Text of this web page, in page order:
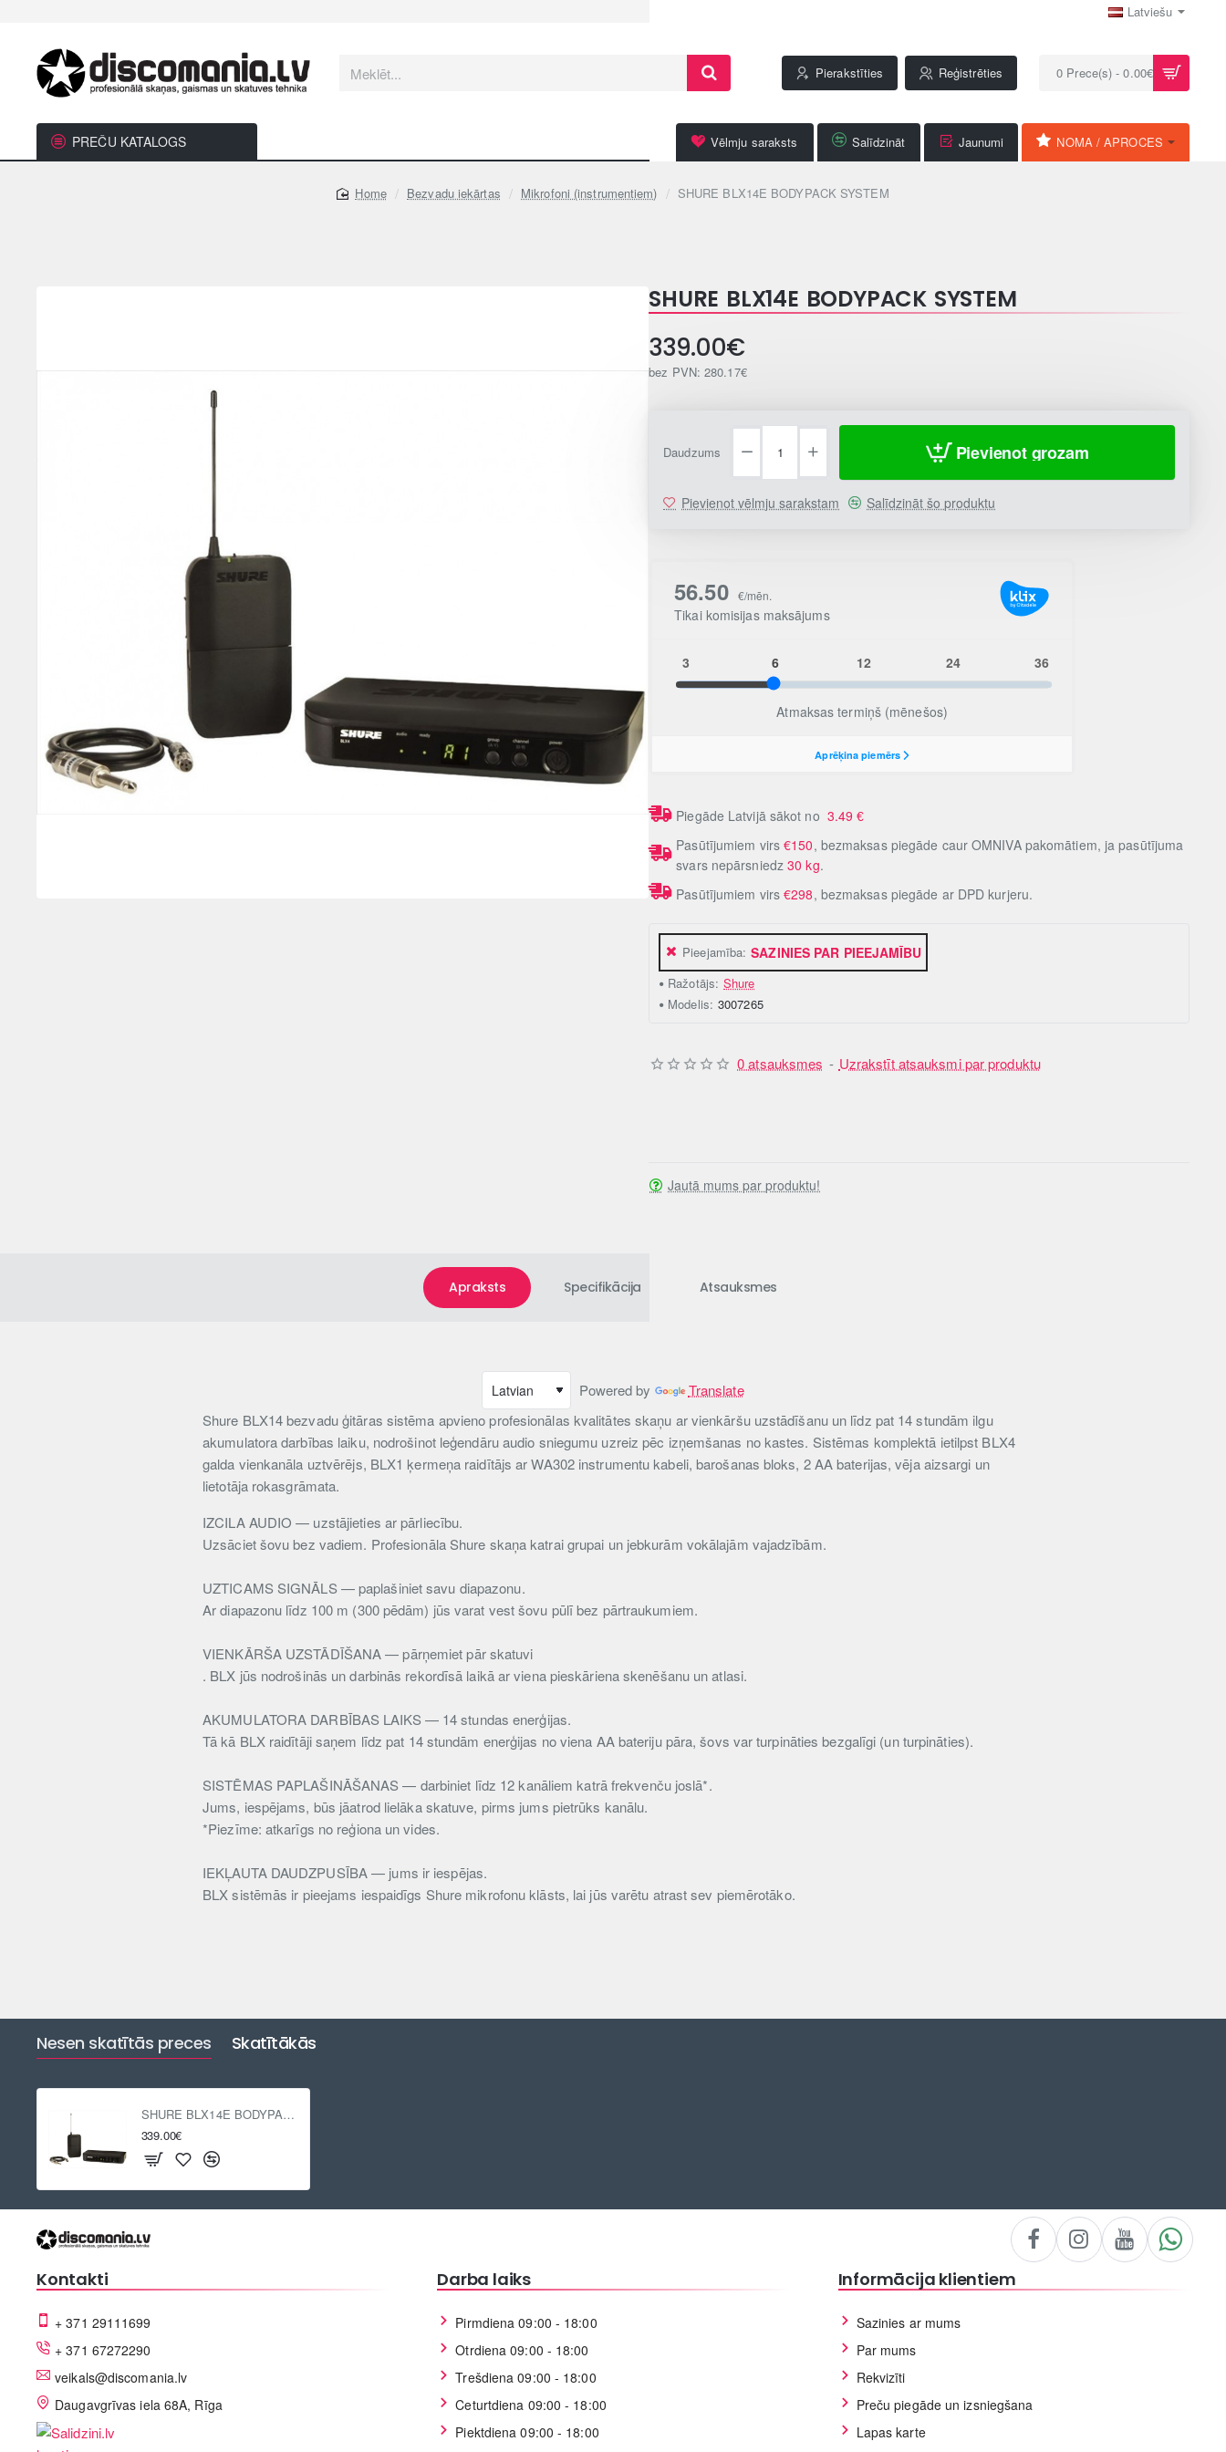
Latviešu
Meklēt... Pierakstīties Reģistrēties 0 Prece(s) - 0.00€
PREČU KATALOGS Vēlmju saraksts Salīdzināt Jaunumi NOMA / APROCES
home
Bezvadu iekārtas Mikrofoni (instrumentiem) SHURE BLX14E BODYPACK SYSTEM
SHURE BLX14E BODYPACK SYSTEM
Pieejamība: SAZINIES PAR PIEEJAMĪBU
Ražotājs: Shure
Modelis: 3007265
0 atsauksmes - Uzrakstīt atsauksmi par produktu
339.00€
bez PVN: 280.17€
Daudzums Pievienot grozam
Pievienot vēlmju sarakstam Salīdzināt šo produktu
Piegāde Latvijā sākot no 3.49€
Pasūtījumiem virs€150, bezmaksas piegāde caur OMNIVA pakomātiem, ja pasūtījuma
svars nepārsniedz30 kg.
Pasūtījumiem virs€298, bezmaksas piegāde ar DPD kurjeru.
Jautā mums par produktu!
Apraksts Specifikācija Atsauksmes
Powered by
Translate
Shure BLX14 bezvadu ģitāras sistēma apvieno profesionālas kvalitātes skaņu ar vienkāršu uzstādīšanu un līdz pat 14 stundām ilgu
akumulatora darbības laiku, nodrošinot leģendāru audio sniegumu uzreiz pēc izņemšanas no kastes. Sistēmas komplektā ietilpst BLX4
galda vienkanāla uztvērējs, BLX1 ķermeņa raidītājs ar WA302 instrumentu kabeli, barošanas bloks, 2 AA baterijas, vēja aizsargi un
lietotāja rokasgrāmata.
IZCILA AUDIO — uzstājieties ar pārliecību.
Uzsāciet šovu bez vadiem. Profesionāla Shure skaņa katrai grupai un jebkurām vokālajām vajadzībām.
UZTICAMS SIGNĀLS — paplašiniet savu diapazonu.
Ar diapazonu līdz 100 m (300 pēdām) jūs varat vest šovu pūlī bez pārtraukumiem.
VIENKĀRŠA UZSTĀDĪŠANA — pārņemiet pār skatuvi
. BLX jūs nodrošinās un darbinās rekordīsā laikā ar viena pieskāriena skenēšanu un atlasi.
AKUMULATORA DARBĪBAS LAIKS — 14 stundas enerģijas.
Tā kā BLX raidītāji saņem līdz pat 14 stundām enerģijas no viena AA bateriju pāra, šovs var turpināties bezgalīgi (un turpināties).
SISTĒMAS PAPLAŠINĀŠANAS — darbiniet līdz 12 kanāliem katrā frekvenču joslā*.
Jums, iespējams, būs jāatrod lielāka skatuve, pirms jums pietrūks kanālu.
*Piezīme: atkarīgs no reģiona un vides.
IEKĻAUTA DAUDZPUSĪBA — jums ir iespējas.
BLX sistēmās ir pieejams iespaidīgs Shure mikrofonu klāsts, lai jūs varētu atrast sev piemērotāko.
Nesen skatītās preces Skatītākās
SHURE BLX14E BODYPACK SYSTEM
339.00€
Kontakti
+ 371 29111699
+ 371 67272290
veikals@discomania.lv
Daugavgrīvas iela 68A, Rīga
Darba laiks
Pirmdiena 09:00 - 18:00
Otrdiena 09:00 - 18:00
Trešdiena 09:00 - 18:00
Ceturtdiena 09:00 - 18:00
Piektdiena 09:00 - 18:00
Informācija klientiem
Sazinies ar mums
Par mums
Rekvizīti
Preču piegāde un izsniegšana
Lapas karte